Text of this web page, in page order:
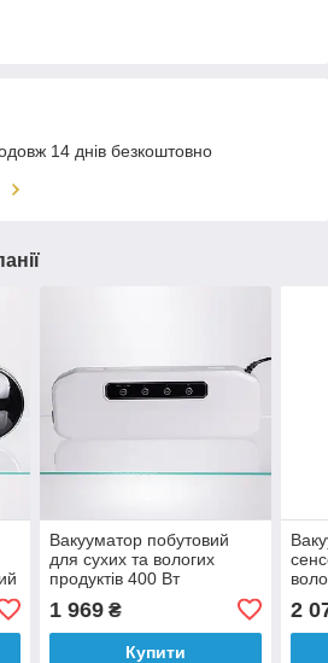
14 днів безкоштовно
Вакууматор побутовий
для сухих та вологих
продуктів 400 Вт
вакуумний пакувальник 4
режими роботи + 10
пакетів Білий HP-11-17W
1 969₴
Купити
2